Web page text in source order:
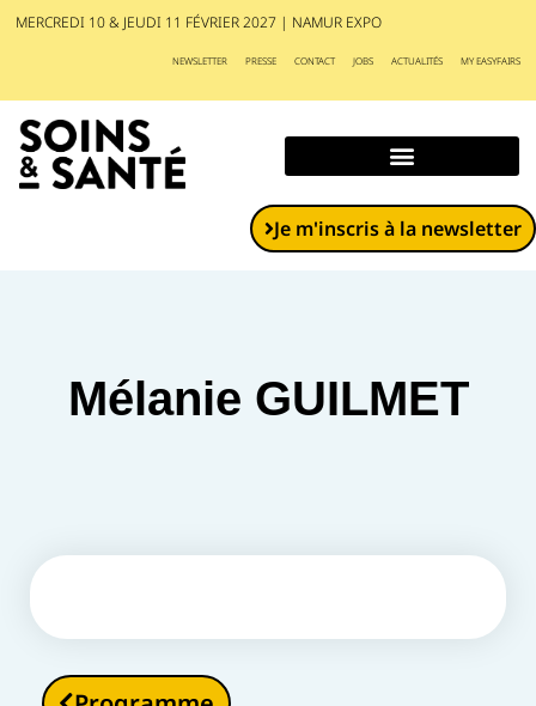
MERCREDI 10 & JEUDI 11 FÉVRIER 2027 | NAMUR EXPO
NEWSLETTER PRESSE CONTACT JOBS ACTUALITÉS MY EASYFAIRS
Je m'inscris à la newsletter
Mélanie GUILMET